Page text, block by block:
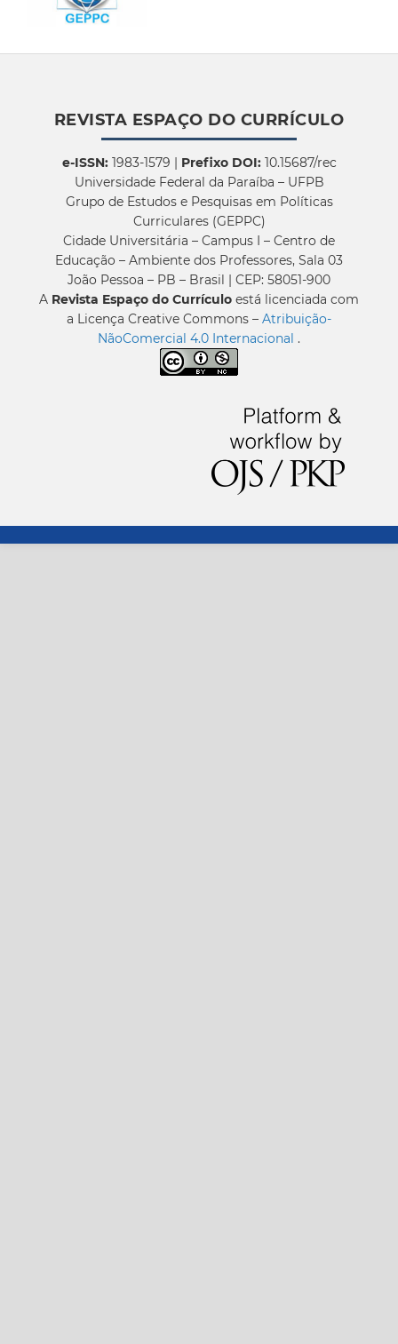
REVISTA ESPAÇO DO CURRÍCULO
e-ISSN:1983-1579 | Prefixo DOI:10.15687/rec
Universidade Federal da Paraíba – UFPB
Grupo de Estudos e Pesquisas em Políticas
Curriculares (GEPPC)
Cidade Universitária – Campus I – Centro de
Educação – Ambiente dos Professores, Sala 03
João Pessoa – PB – Brasil | CEP: 58051-900
A Revista Espaço do Currículo está licenciada com
a Licença Creative Commons – Atribuição-
NãoComercial 4.0 Internacional .